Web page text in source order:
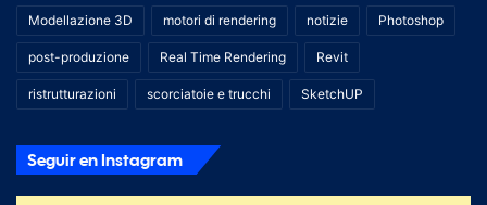
Modellazione 3D motori di rendering notizie Photoshop
post-produzione Real Time Rendering Revit
ristrutturazioni scorciatoie e trucchi SketchUP
Seguir en Instagram